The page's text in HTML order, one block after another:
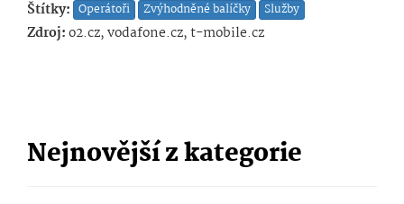
Štítky: Operátoři Zvýhodněné balíčky Služby
Zdroj:o2.cz, vodafone.cz, t-mobile.cz
Nejnovější z kategorie